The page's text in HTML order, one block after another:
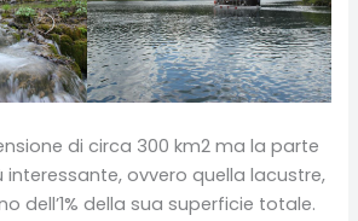
di circa 300 km2 ma la parte
ovvero quella lacustre,
dell’1% della sua superficie totale.